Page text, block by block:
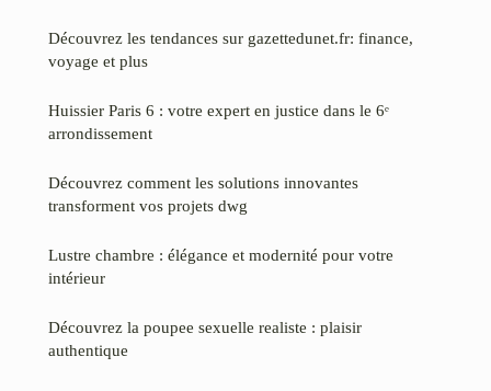
Découvrez les tendances sur gazettedunet.fr: finance,
voyage et plus
Huissier Paris 6 : votre expert en justice dans le 6ᵉ
arrondissement
Découvrez comment les solutions innovantes
transforment vos projets dwg
Lustre chambre : élégance et modernité pour votre
intérieur
Découvrez la poupee sexuelle realiste : plaisir
authentique